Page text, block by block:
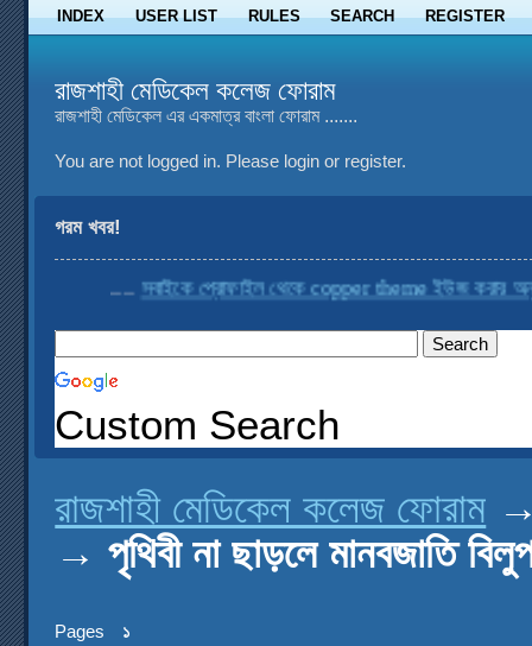
INDEX USER LIST RULES SEARCH REGISTER
রাজশাহী মেডিকেল কলেজ ফোরাম
রাজশাহী মেডিকেল এর একমাত্র বাংলা ফোরাম .......
You are not logged in. Please login or register.
গরম খবর!
....সবাইকে প্রোফাইল থেকে copper theme ইউজ করার
Custom Search
রাজশাহী মেডিকেল কলেজ ফোরাম
→পৃথিবী না ছাড়লে মানবজাতি
Pages ১